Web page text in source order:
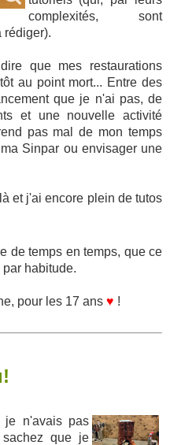
complexités, sont
rédiger).
que mes restaurations
au point mort... Entre des
que je n'ai pas, de
et une nouvelle activité
pas mal de mon temps
Sinpar ou envisager une
et j'ai encore plein de tutos
de temps en temps, que ce
habitude.
pour les 17 ans ♥ !
je n'avais pas
que je